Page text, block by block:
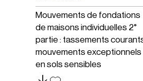
Mouvements de fondations
de maisons individuelles 2°
partie : tassements
mouvements exceptionnels
en sols sensibles